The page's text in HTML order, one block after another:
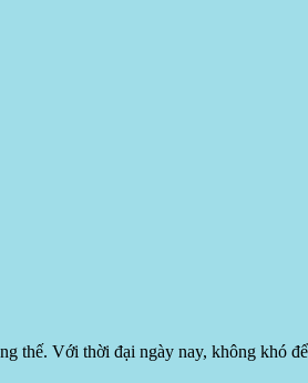
thế. Với thời đại ngày nay, không khó